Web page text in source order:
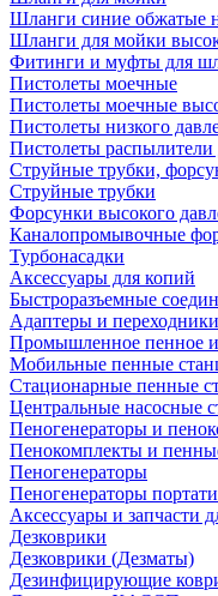
Шланги синие обжатые
Шланги для мойки
Фитинги и муфты для
Пистолеты моечные
Пистолеты моечные
Пистолеты низкого
Пистолеты
Струйные трубки,
Струйные трубки
Форсунки высокого
Каналопромывочные
Турбонасадки
Аксессуары для копий
Быстроразъемные
Адаптеры и переходники
Промышленное пенное
Мобильные пенные
Стационарные пенные
Центральные насосные
Пеногенераторы и
Пенокомплекты и
Пеногенераторы
Пеногенераторы
Аксессуары и запчасти
Дезковрики
Дезковрики (Дезматы)
Дезинфицирующие